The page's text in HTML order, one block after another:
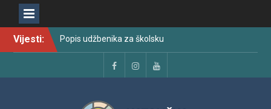
Vijesti:
Popis udžbenika za školsku
godinu 2026./2027.
Raspored održavanja
popravnih ispita u školskoj
Najava promjena u radu i
FacebookInstagramYouTube